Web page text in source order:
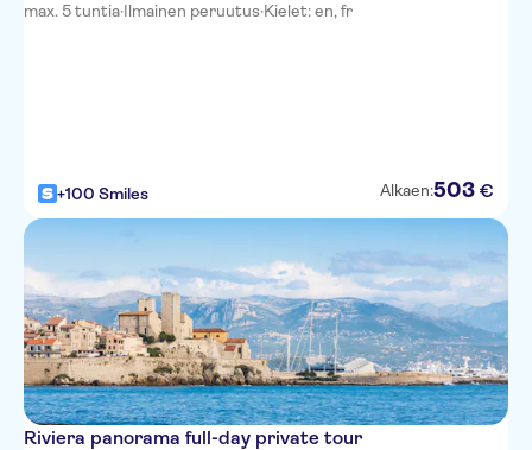
Premiere Classe Nice -
Adagio Access Nice Magnan
Best Western Plus Hotel
Massena Nice
NH Nice
Ibis Styles Nice Vieux Port
Novotel Suites Nice Aeroport
max. 5 tuntia·Ilmainen peruutus·Kielet: en, fr
+100 Smiles Alkaen:503 €
Riviera panorama full-day private tour